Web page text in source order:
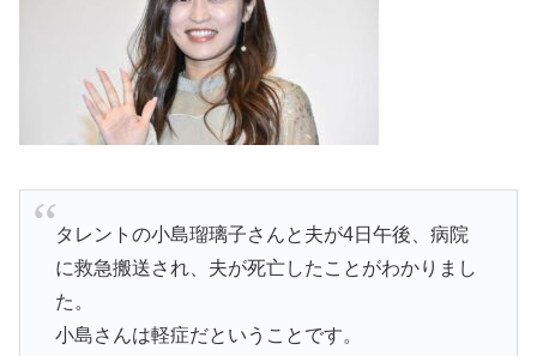
タレントの小島瑠璃子さんと夫が4日午後、病院
に救急搬送され、夫が死亡したことがわかりまし
た。
小島さんは軽症だということです。